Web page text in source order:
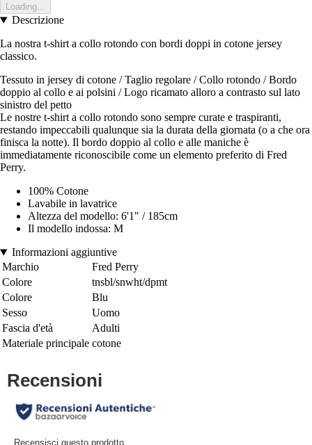
Loading...
Descrizione
La nostra t-shirt a collo rotondo con bordi doppi in cotone jersey
classico.
Tessuto in jersey di cotone / Taglio regolare / Collo rotondo / Bordo
doppio al collo e ai polsini / Logo ricamato alloro a contrasto sul lato
sinistro del petto
Le nostre t-shirt a collo rotondo sono sempre curate e traspiranti,
restando impeccabili qualunque sia la durata della giornata (o a che ora
finisca la notte). Il bordo doppio al collo e alle maniche è
immediatamente riconoscibile come un elemento preferito di Fred
Perry.
100% Cotone
Lavabile in lavatrice
Altezza del modello: 6'1" / 185cm
Il modello indossa: M
Informazioni aggiuntive
Marchio
Fred Perry
Colore
tnsbl/snwht/dpmt
Colore
Blu
Sesso
Uomo
Fascia d'età
Adulti
Materiale principale cotone